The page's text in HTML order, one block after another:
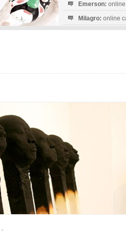
Emerson:
Milagro: online